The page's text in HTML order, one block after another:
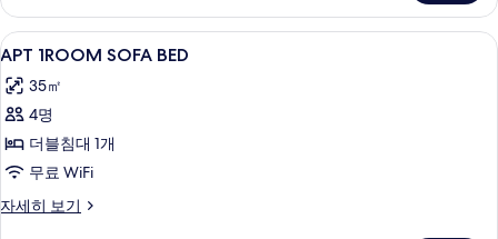
히
보
기
APT
1ROOM
SOFA
BED
사
진
모
고급 침구, 객실 내 금고, 노트북 작업
12
APT 1ROOM SOFA BED
35㎡
4명
더블침대 1개
무료 WiFi
자세히 보기
APT